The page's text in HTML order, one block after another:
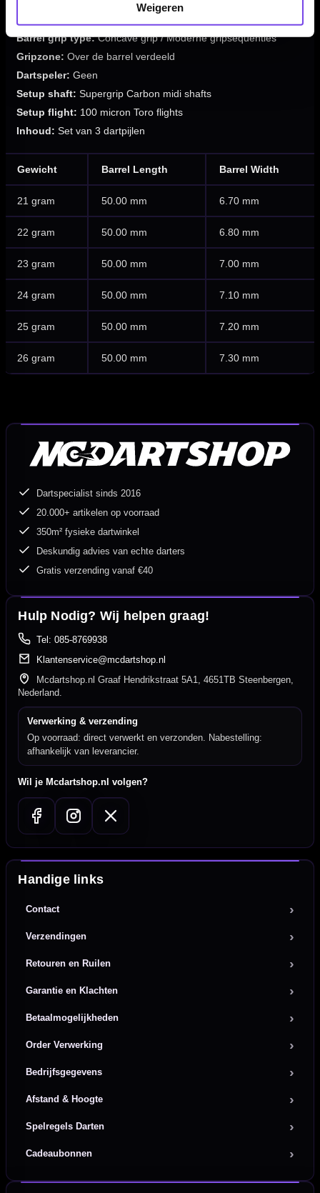
Weigeren
Barrel grip type:Concave grip / Moderne gripsequenties
Gripzone: Over de barrel verdeeld
Dartspeler: Geen
Setup shaft: Supergrip Carbon midi shafts
Setup flight: 100 micron Toro flights
Inhoud: Set van 3 dartpijlen
Gewicht Barrel Length Barrel Width
21 gram 50.00 mm 6.70 mm
22 gram 50.00 mm 6.80 mm
23 gram 50.00 mm 7.00 mm
24 gram 50.00 mm 7.10 mm
25 gram 50.00 mm 7.20 mm
26 gram 50.00 mm 7.30 mm
Dartspecialist sinds 2016
20.000+ artikelen op voorraad
350m² fysieke dartwinkel
Deskundig advies van echte darters
Gratis verzending vanaf €40
Hulp Nodig? Wij helpen graag!
Tel: 085-8769938
Klantenservice@mcdartshop.nl
Mcdartshop.nl Graaf Hendrikstraat 5A1, 4651TB Steenbergen,
Nederland.
Verwerking & verzending
Op voorraad: direct verwerkt en verzonden. Nabestelling:
afhankelijk van leverancier.
Wil je Mcdartshop.nl volgen?
Handige links
Contact
Verzendingen
Retouren en Ruilen
Garantie en Klachten
Betaalmogelijkheden
Order Verwerking
Bedrijfsgegevens
Afstand & Hoogte
Spelregels Darten
Cadeaubonnen